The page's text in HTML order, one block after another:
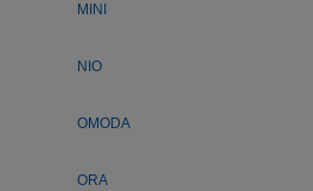
MINI
NIO
OMODA
ORA